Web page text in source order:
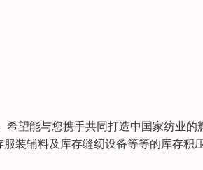
望能与您携手共同打造中国家纺业的
装辅料及库存缝纫设备等等的库存积